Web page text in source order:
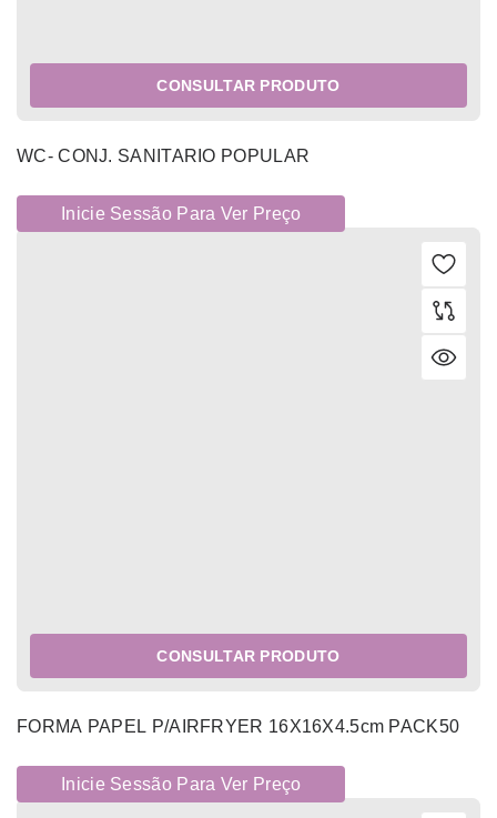
CONSULTAR PRODUTO
WC- CONJ. SANITARIO POPULAR
Inicie Sessão Para Ver Preço
CONSULTAR PRODUTO
FORMA PAPEL P/AIRFRYER 16X16X4.5cm PACK50
Inicie Sessão Para Ver Preço